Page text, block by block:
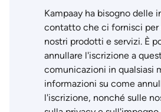
Kampaay ha bisogno delle
contatto che ci fornisci
nostri prodotti e servizi. È
annullare l'iscrizione a
comunicazioni in qualsiasi
informazioni su come
l'iscrizione, nonché sulle